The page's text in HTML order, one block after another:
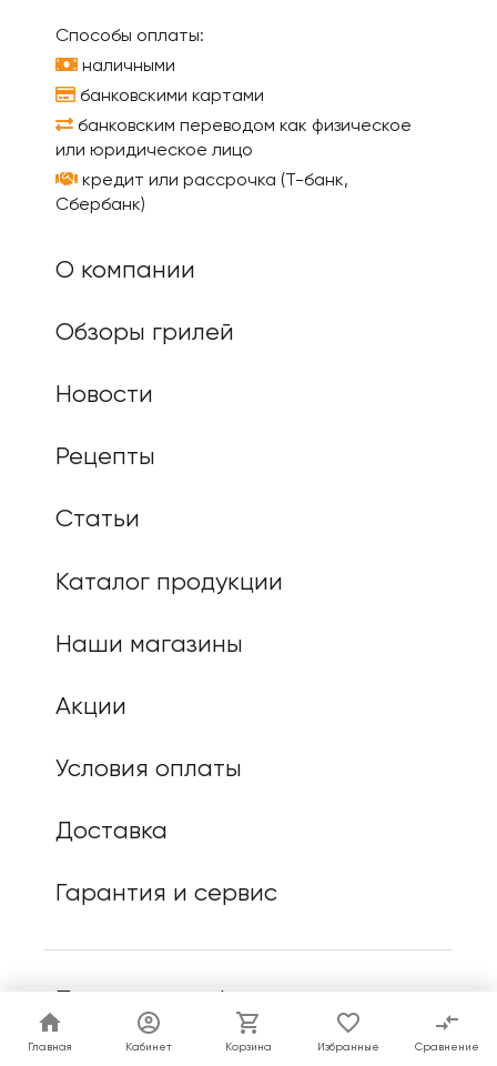
Главная Кабинет Корзина Избранные Сравнение
Главная Кабинет Корзина Избранные Сравнение
Способы оплаты:
наличными
банковскими картами
банковским переводом как физическое
или юридическое лицо
кредит или рассрочка (Т-банк,
Сбербанк)
О компании
Обзоры грилей
Новости
Рецепты
Статьи
Каталог продукции
Наши магазины
Акции
Условия оплаты
Доставка
Гарантия и сервис